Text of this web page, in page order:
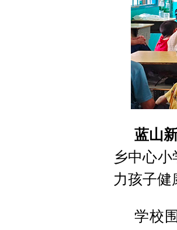
蓝山
乡中心
力孩子健
学校